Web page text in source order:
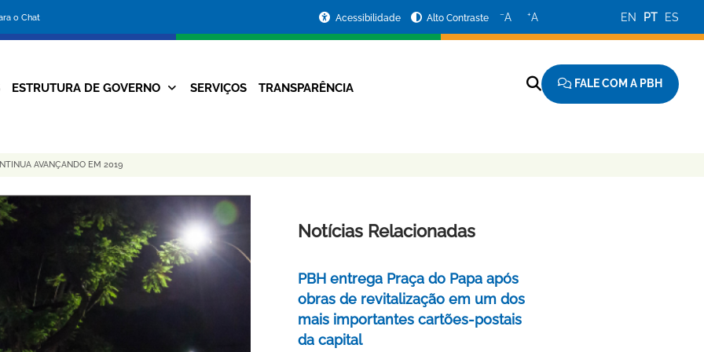
o Chat
da
Prefeitura
Acessibilidade Alto Contraste −A +A EN PT ES
Navegação
ESTRUTURA DE GOVERNO SERVIÇOS TRANSPARÊNCIA FALE COM A PBH
AVANÇANDO EM 2019
Notícias Relacionadas
PBH entrega Praça do Papa após
obras de revitalização em um dos
mais importantes cartões-postais
da capital